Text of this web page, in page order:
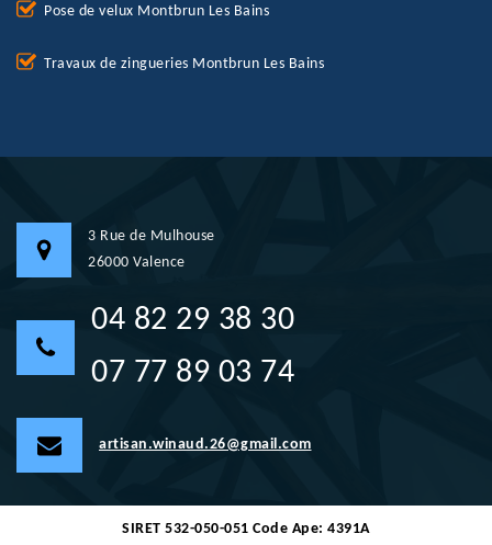
Pose de velux Montbrun Les Bains
Travaux de zingueries Montbrun Les Bains
3 Rue de Mulhouse
26000 Valence
04 82 29 38 30
07 77 89 03 74
artisan.winaud.26@gmail.com
SIRET 532-050-051 Code Ape: 4391A